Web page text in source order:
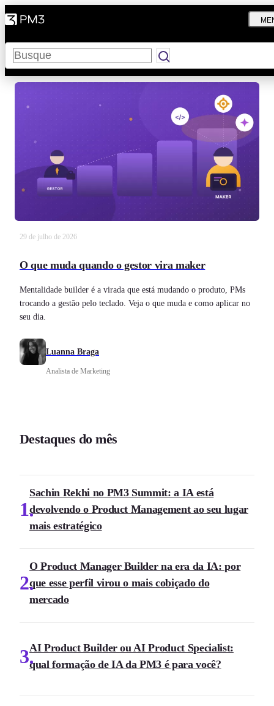
Pesquisar
29 de julho de 2026
O que muda quando o gestor vira maker
Mentalidade builder é a virada que está mudando o produto, PMs
trocando a gestão pelo teclado. Veja o que muda e como aplicar no
seu dia.
Luanna Braga
Analista de Marketing
Destaques do mês
1
Sachin Rekhi no PM3 Summit: a IA está
devolvendo o Product Management ao seu lugar
mais estratégico
2
O Product Manager Builder na era da IA: por
que esse perfil virou o mais cobiçado do
mercado
3AI Product Builder ou AI Product Specialist:
qual formação de IA da PM3 é para você?